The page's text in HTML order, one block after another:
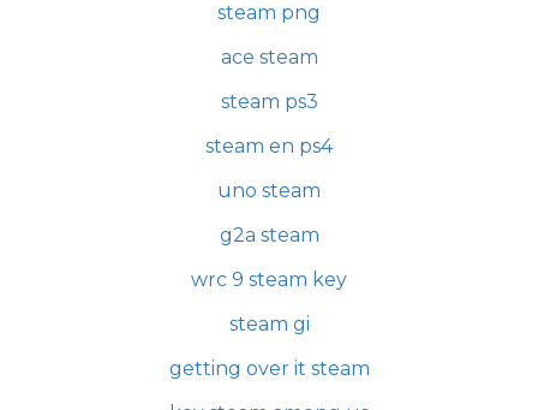
steam png
ace steam
steam ps3
steam en ps4
uno steam
g2a steam
wrc 9 steam key
steam gi
getting over it steam